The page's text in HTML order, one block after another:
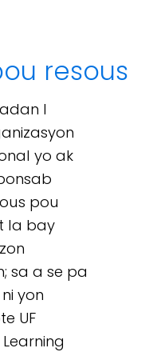
resous
l
yo ak
pou
la bay
sa a se pa
yon
UF